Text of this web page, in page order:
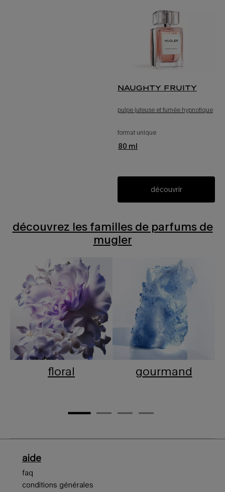
naughty fruity
pulpe juteuse et fumée hypnotique
format unique
80 ml
découvrir
découvrez les familles de parfums de
mugler
floral gourmand
aide
faq
conditions générales